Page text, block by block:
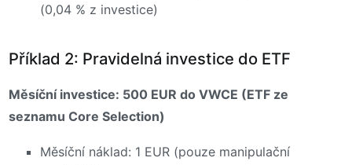
(0,04 % z investice)
Příklad 2: Pravidelná investice do ETF
Měsíční investice: 500 EUR do VWCE (ETF ze
seznamu Core Selection)
Měsíční náklad: 1 EUR (pouze manipulační